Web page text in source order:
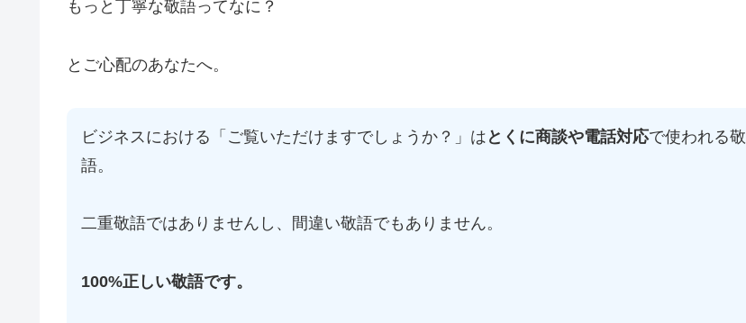
もっと丁寧な敬語ってなに？
とご心配のあなたへ。
ビジネスにおける「ご覧いただけますでしょうか？」は とくに商談や電話対応で使われる敬
語。
二重敬語ではありませんし、間違い敬語でもありません。
100%正しい敬語です。